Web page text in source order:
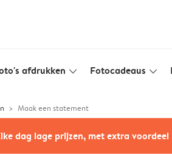
afdrukken slim_arrow_down Fotocadeaus slim_arrow_down
Maak een statement
dag lage prijzen, met extra